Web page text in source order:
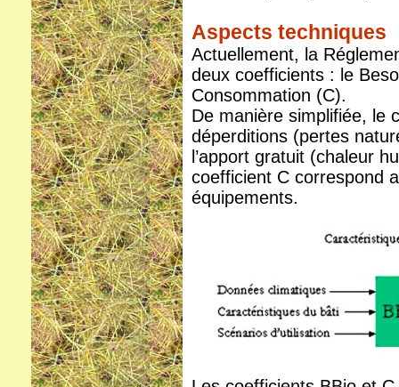
Aspects techniques
Actuellement, la
deux coefficients : le
Consommation (C).
De manière simplifiée, le
déperditions (pertes
l’apport gratuit (chaleur
coefficient C correspond
équipements.